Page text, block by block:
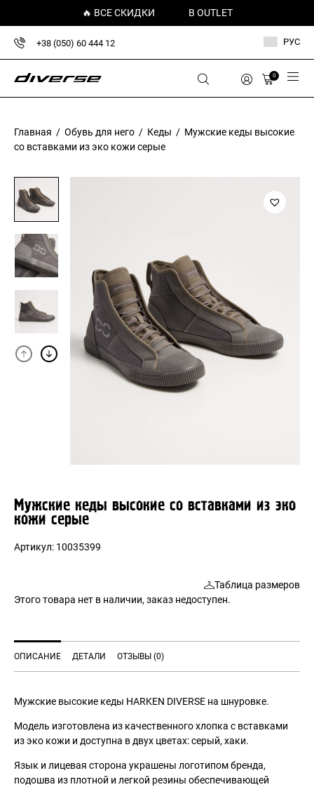
🔥 ВСЕ СКИДКИ В OUTLET
+38 (050) 60 444 12 РУС
0
Главная / Обувь для него / Кеды / Мужские кеды высокие
со вставками из эко кожи серые
Мужские кеды высокие со вставками из эко
кожи серые
Артикул: 10035399
Таблица размеров
Этого товара нет в наличии, заказ недоступен.
ОПИСАНИЕ ДЕТАЛИ ОТЗЫВЫ (0)
Мужские высокие кеды HARKEN DIVERSE на шнуровке.
Модель изготовлена из качественного хлопка с вставками
изэко кожи и доступна в двух цветах: серый, хаки.
Язык и лицевая сторона украшены логотипом бренда,
подошва из плотной и легкой резины обеспечивающей